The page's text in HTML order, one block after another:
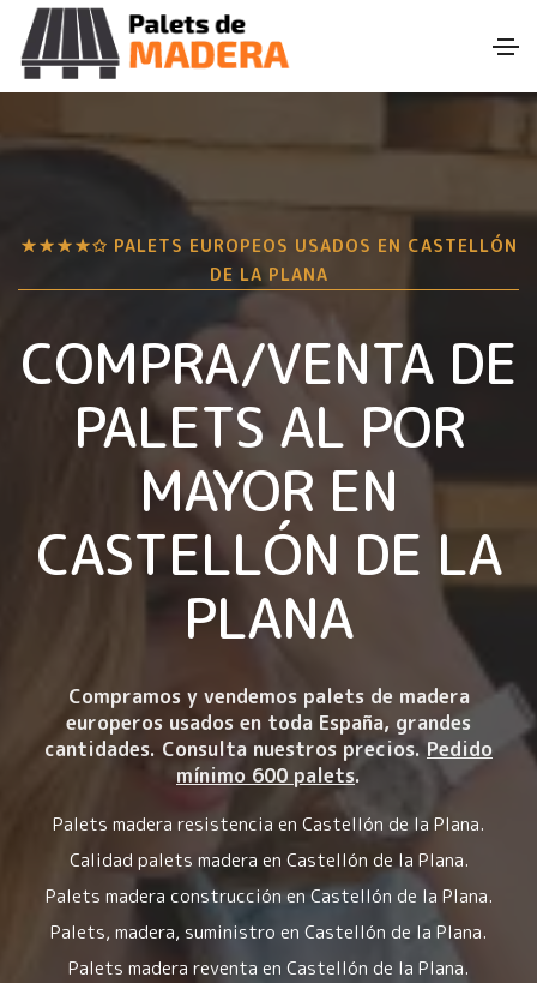
★★★★✩ PALETS EUROPEOS USADOS EN CASTELLÓN
DE LA PLANA
COMPRA/VENTA DE
PALETS AL POR
MAYOR EN
CASTELLÓN DE LA
PLANA
Compramos y vendemos palets de madera
europeros usados en toda España, grandes
cantidades. Consulta nuestros precios.Pedido
mínimo 600 palets.
Palets madera resistencia en Castellón de la Plana.
Calidad palets madera en Castellón de la Plana.
Palets madera construcción en Castellón de la Plana.
Palets, madera, suministro en Castellón de la Plana.
Palets madera reventa en Castellón de la Plana.